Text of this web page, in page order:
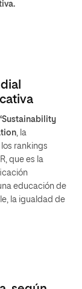
‘Sustainability
, la
rankings
que es la
educación de
la igualdad de